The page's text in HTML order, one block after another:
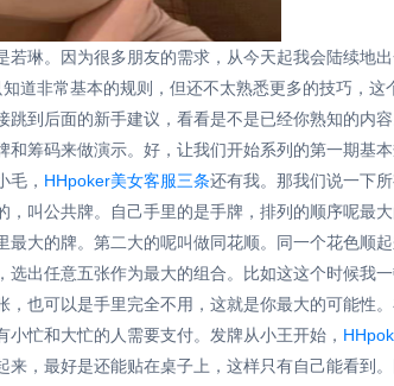
若琳。因为很多朋友的需求，从今天起我会陆续地
道非常基本的规则，但还不太熟悉更多的技巧，
跳到后面的新手建议，看看是不是已经你熟知的
和筹码来做演示。好，让我们开始系列的第一期
毛， HHpoker美女客服三条还有我。那我们说一下
，叫公共牌。自己手里的是手牌，排列的顺序呢
最大的牌。第二大的呢叫做同花顺。同一个花色
选出任意五张作为最大的组合。比如这这个时候
，也可以是手里完全不用，这就是你最大的可能
忙和大忙的人需要支付。发牌从小王开始，
来，最好是还能贴在桌子上，这样只有自己能看